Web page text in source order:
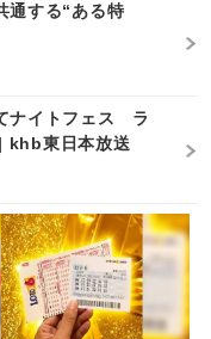
通する“ある特
ナイトフェス ラ
khb東日本放送